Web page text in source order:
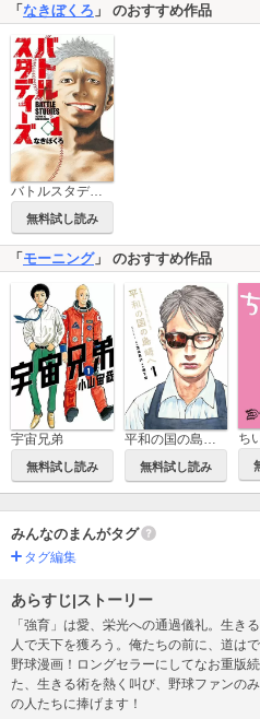
「 なきぼくろ 」 のおすすめ作品
バトルスタディーズ
無料試し読み
「 モーニング」 のおすすめ作品
宇宙兄弟
無料試し読み
平和の国の島崎へ
無料試し読み
みんなのまんがタグ
タグ編集
あらすじ|ストーリー
「強育」は愛、栄光への通過儀礼。生き
人で天下を獲ろう。俺たちの前に、道は
野球漫画！ロングセラーにしてなお重版
た、生きる術を熱く叫び、野球ファンの
の人たちに捧げます！